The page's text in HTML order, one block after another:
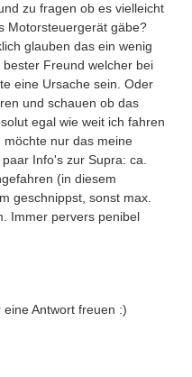
zu fragen ob es vielleicht
Motorsteuergerät gäbe?
glauben das ein wenig
Freund welcher bei
eine Ursache sein. Oder
und schauen ob das
egal wie weit ich fahren
möchte nur das meine
Info's zur Supra: ca.
(in diesem
geschnippst, sonst max.
Immer pervers penibel
Antwort freuen :)